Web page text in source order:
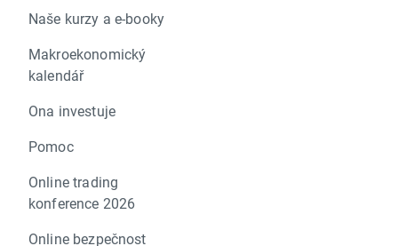
Naše kurzy a e-booky
Makroekonomický
kalendář
Ona investuje
Pomoc
Online trading
konference 2026
Online bezpečnost